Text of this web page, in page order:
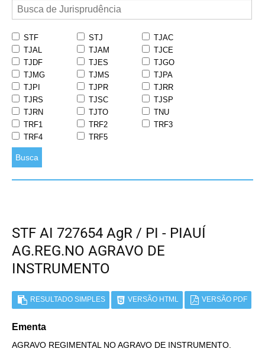
STF STJ
TJAC
TJAL
TJAM
TJCE
TJDF
TJES
TJGO
TJMG
TJMS
TJPA
TJPI
TJPR
TJRR
TJRS
TJSC
TJSP
TJRN
TJTO
TNU
TRF1
TRF2
TRF3
TRF4
TRF5
Busca
STF AI 727654 AgR / PI - PIAUÍ
AG.REG.NO AGRAVO DE
INSTRUMENTO
RESULTADO SIMPLES VERSÃO HTML VERSÃO PDF
Ementa
AGRAVO REGIMENTAL NO AGRAVO DE INSTRUMENTO.